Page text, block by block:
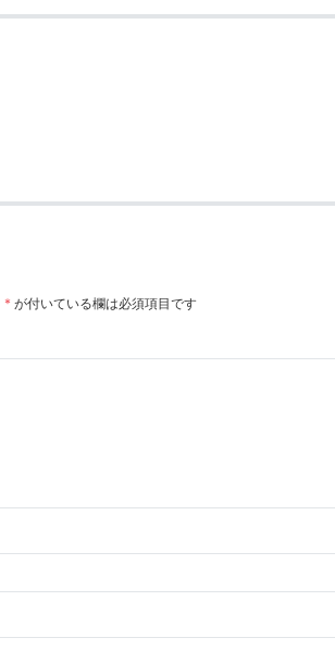
* が付いている欄は必須項目です